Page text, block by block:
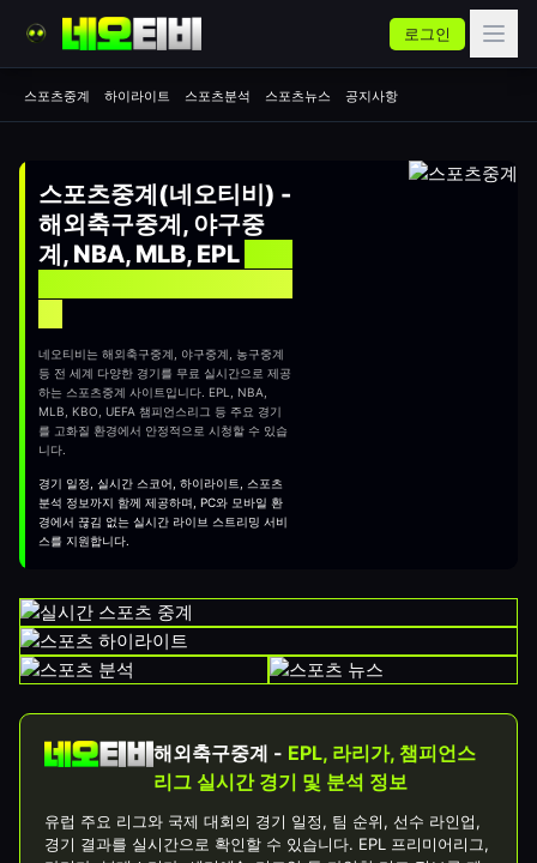
로그인
스포츠중계 하이라이트 스포츠분석 스포츠뉴스 공지사항
스포츠중계(네오티비) -
해외축구중계, 야구중
계, NBA, MLB, EPL
네오티비는 해외축구중계, 야구중계, 농구중계
등 전 세계 다양한 경기를 무료 실시간으로 제공
하는 스포츠중계 사이트입니다. EPL, NBA,
MLB, KBO, UEFA 챔피언스리그 등 주요 경기
를 고화질 환경에서 안정적으로 시청할 수 있습
니다.
경기 일정, 실시간 스코어, 하이라이트, 스포츠
분석 정보까지 함께 제공하며, PC와 모바일 환
경에서 끊김 없는 실시간 라이브 스트리밍 서비
스를 지원합니다.
해외축구중계 - EPL, 라리가, 챔피언스
리그 실시간 경기 및 분석 정보
유럽 주요 리그와 국제 대회의 경기 일정, 팀 순위, 선수 라인업,
경기 결과를 실시간으로 확인할 수 있습니다. EPL 프리미어리그,